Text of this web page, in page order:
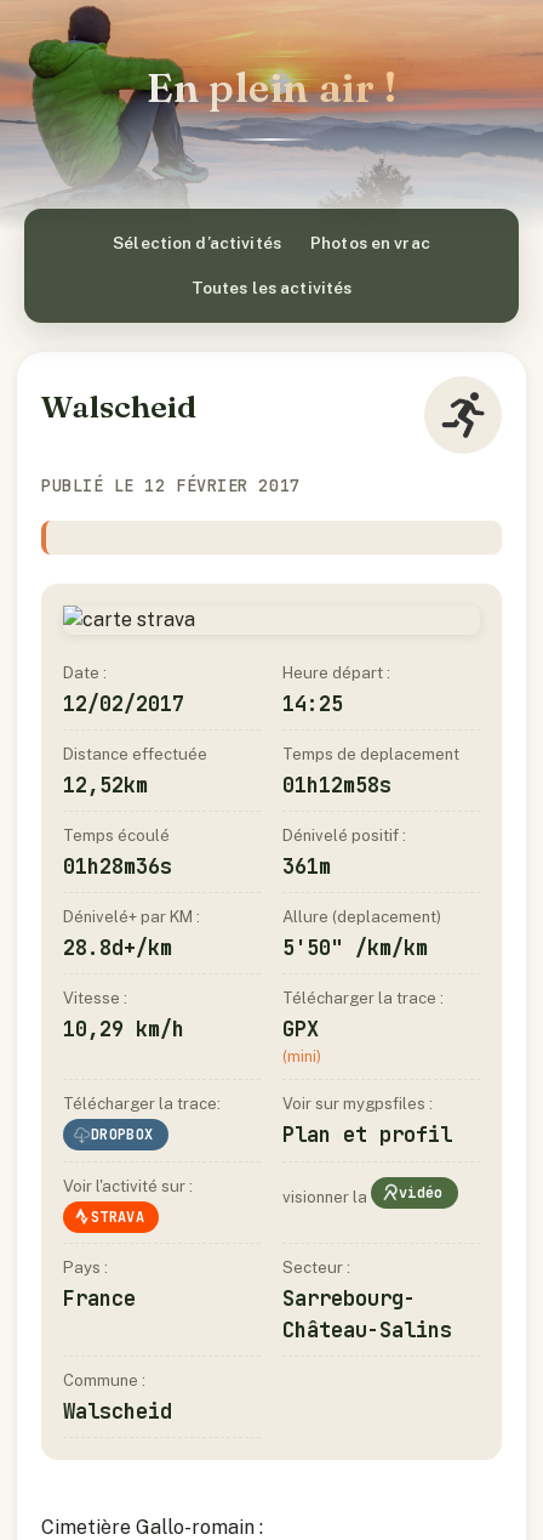
En plein air !
Sélection d’activités Photos en vrac
Toutes les activités
Walscheid
PUBLIÉ LE 12 FÉVRIER 2017
Date :
12/02/2017
Heure départ :
14:25
Distance effectuée
12,52km
Temps de deplacement
01h12m58s
Temps écoulé
01h28m36s
Dénivelé positif :
361m
Dénivelé+ par KM :
28.8d+/km
Allure (deplacement)
5'50" /km/km
Vitesse :
10,29 km/h
Télécharger la trace :
GPX
(mini)
Télécharger la trace:
DROPBOX
Voir sur mygpsfiles :
Plan et profil
Voir l'activité sur :
STRAVA
visionner la vidéo
Pays :
France
Secteur :
Sarrebourg-
Château-Salins
Commune :
Walscheid
Cimetière Gallo-romain :